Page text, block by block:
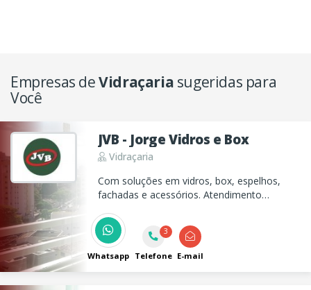
Empresas deVidraçaria sugeridas para
Você
JVB - Jorge Vidros e Box
Vidraçaria
Com soluções em vidros, box, espelhos,
fachadas e acessórios. Atendimento
instalação imediata.
Whatsapp
3
Telefone E-mail